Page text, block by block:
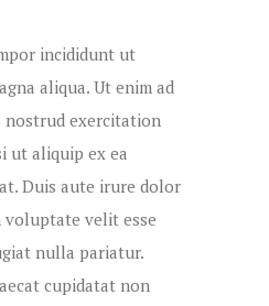
incididunt ut
aliqua. Ut enim ad
nostrud exercitation
ut aliquip ex ea
Duis aute irure dolor
velit esse
nulla pariatur.
cupidatat non